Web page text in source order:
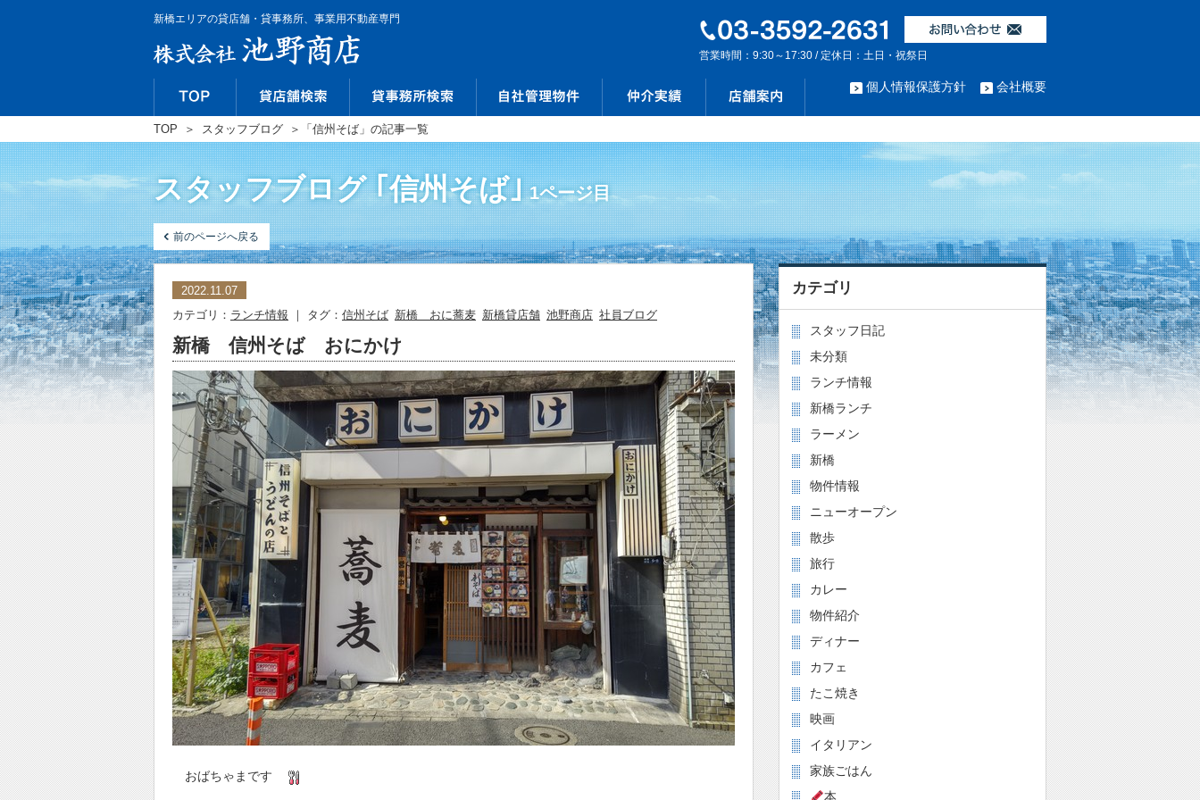
新橋エリアの貸店舗・貸事務所、事業用不動産専門
営業時間：9:30～17:30 / 定休日：土日・祝祭日
個人情報保護方針 会社概要
TOP ＞ スタッフブログ ＞ 「信州そば」の記事一覧
スタッフブログ ｢信州そば｣1ページ目
前のページへ戻る
2022.11.07
カテゴリ： ランチ情報 ｜ タグ： 信州そば 新橋 おに蕎麦 新橋貸店舗 池野商店 社員ブログ
新橋 信州そば おにかけ
おばちゃまです
カテゴリ
スタッフ日記
未分類
ランチ情報
新橋ランチ
ラーメン
新橋
物件情報
ニューオープン
散歩
旅行
カレー
物件紹介
ディナー
カフェ
たこ焼き
映画
イタリアン
家族ごはん
本